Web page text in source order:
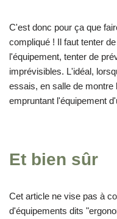
C'est donc pour ça que
compliqué ! Il faut tenter
l'équipement, tenter de
imprévisibles. L'idéal,
essais, en salle de montre
empruntant l'équipement
Et bien sûr
Cet article ne vise pas à
d'équipements dits